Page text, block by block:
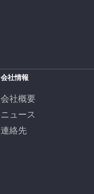
会社情報
会社概要
ニュース
連絡先